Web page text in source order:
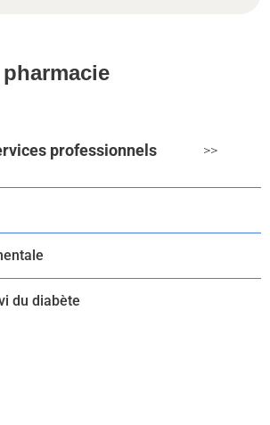
professionnels >>
du diabète